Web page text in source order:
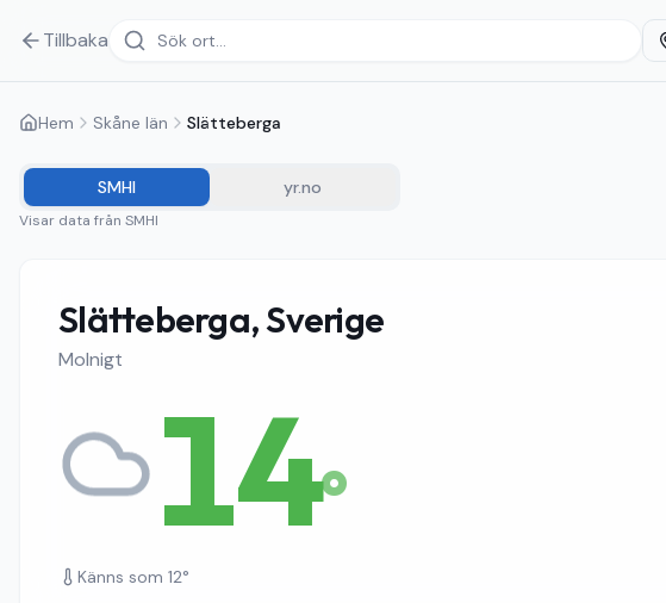
Tillbaka
Hem Skåne län Slätteberga
SMHI yr.no
Visar data från SMHI
Slätteberga, Sverige
Molnigt
14°
Känns som 12°